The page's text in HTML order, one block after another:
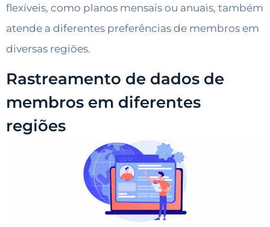
flexíveis, como planos mensais ou anuais, também
atende a diferentes preferências de membros em
diversas regiões.
Rastreamento de dados de
membros em diferentes
regiões